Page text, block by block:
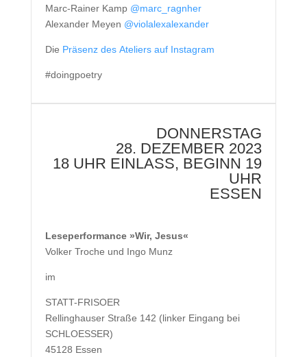
Marc-Rainer Kamp @marc_ragnher
Alexander Meyen @violalexalexander
Die Präsenz des Ateliers auf Instagram
#doingpoetry
DONNERSTAG
28. DEZEMBER 2023
18 UHR EINLASS, BEGINN 19
UHR
ESSEN
Leseperformance »Wir, Jesus«
Volker Troche und Ingo Munz
im
STATT-FRISOER
Rellinghauser Straße 142 (linker Eingang bei
SCHLOESSER)
45128 Essen